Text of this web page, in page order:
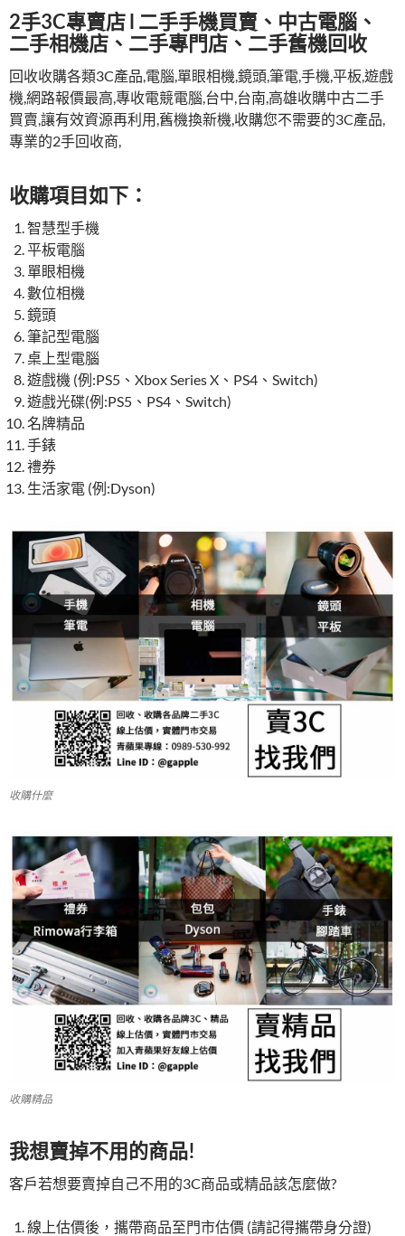
2手3C專賣店 l 二手手機買賣、中古電腦、
二手相機店、二手專門店、二手舊機回收
回收收購各類3C產品,電腦,單眼相機,鏡頭,筆電,手機,平板,遊戲
機,網路報價最高,專收電競電腦,台中,台南,高雄收購中古二手
買賣,讓有效資源再利用,舊機換新機,收購您不需要的3C產品,
專業的2手回收商,
收購項目如下：
智慧型手機
平板電腦
單眼相機
數位相機
鏡頭
筆記型電腦
桌上型電腦
遊戲機 (例:PS5、Xbox Series X、PS4、Switch)
遊戲光碟(例:PS5、PS4、Switch)
名牌精品
手錶
禮券
生活家電 (例:Dyson)
收購什麼
收購精品
我想賣掉不用的商品!
客戶若想要賣掉自己不用的3C商品或精品該怎麼做?
線上估價後，攜帶商品至門市估價 (請記得攜帶身分證)